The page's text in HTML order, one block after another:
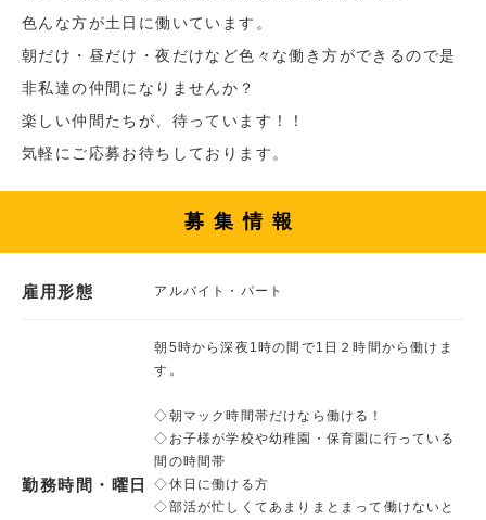
色んな方が土日に働いています。
朝だけ・昼だけ・夜だけなど色々な働き方ができるので是
非私達の仲間になりませんか？
楽しい仲間たちが、待っています！！
気軽にご応募お待ちしております。
募集情報
雇用形態 アルバイト・パート
勤務時間・曜日
朝5時から深夜1時の間で1日２時間から働けま
す。
◇朝マック時間帯だけなら働ける！
◇お子様が学校や幼稚園・保育園に行っている
間の時間帯
◇休日に働ける方
◇部活が忙しくてあまりまとまって働けないと